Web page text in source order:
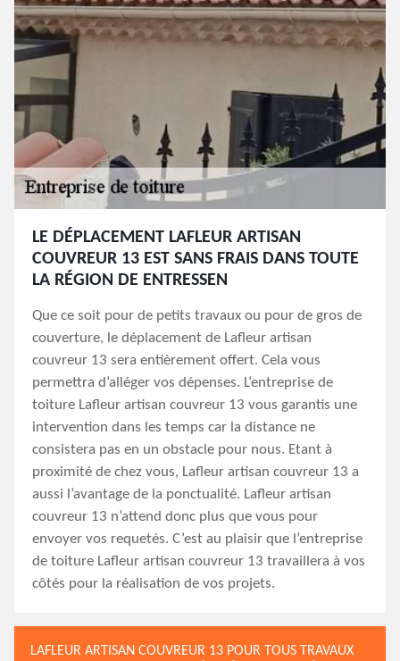
LE DÉPLACEMENT LAFLEUR ARTISAN
COUVREUR 13 EST SANS FRAIS DANS TOUTE
LA RÉGION DE ENTRESSEN
Que ce soit pour de petits travaux ou pour de gros de
couverture, le déplacement de Lafleur artisan
couvreur 13 sera entièrement offert. Cela vous
permettra d’alléger vos dépenses. L‘entreprise de
toiture Lafleur artisan couvreur 13 vous garantis une
intervention dans les temps car la distance ne
consistera pas en un obstacle pour nous. Etant à
proximité de chez vous, Lafleur artisan couvreur 13 a
aussi l’avantage de la ponctualité. Lafleur artisan
couvreur 13 n’attend donc plus que vous pour
envoyer vos requetés. C’est au plaisir que l’entreprise
de toiture Lafleur artisan couvreur 13 travaillera à vos
côtés pour la réalisation de vos projets.
LAFLEUR ARTISAN COUVREUR 13 POUR TOUS TRAVAUX